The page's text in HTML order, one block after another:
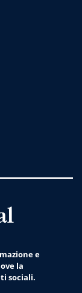
e
la
sociali.